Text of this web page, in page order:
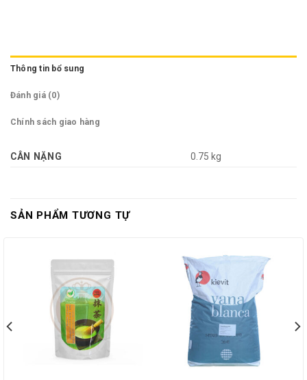
Thông tin bổ sung
Đánh giá (0)
Chính sách giao hàng
CÂN NẶNG 0.75 kg
SẢN PHẨM TƯƠNG TỰ